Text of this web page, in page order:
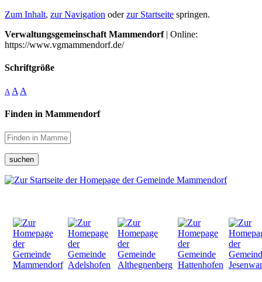
Zum Inhalt, zur Navigation oderzur Startseite springen.
Verwaltungsgemeinschaft Mammendorf| Online:
https://www.vgmammendorf.de/
Schriftgröße
A A A
Finden in Mammendorf
suchen